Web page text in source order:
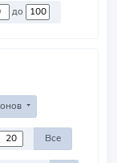
до
Все